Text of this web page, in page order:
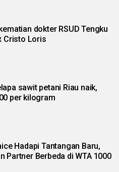
dokter RSUD Tengku
Cristo Loris
sawit petani Riau naik,
per kilogram
Hadapi Tantangan Baru,
Partner Berbeda di WTA 1000